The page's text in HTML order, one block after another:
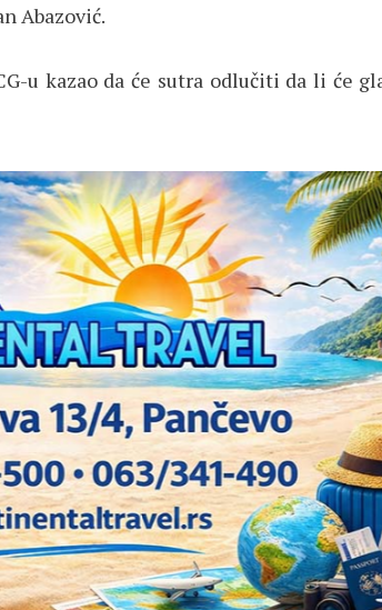
Abazović.
u kazao da će sutra odlučiti da li će